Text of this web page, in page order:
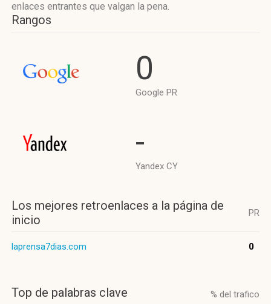
enlaces entrantes que valgan la pena.
Rangos
0
Google PR
-
Yandex CY
Los mejores retroenlaces a la página de
inicio
PR
laprensa7dias.com 0
Top de palabras clave % del trafico